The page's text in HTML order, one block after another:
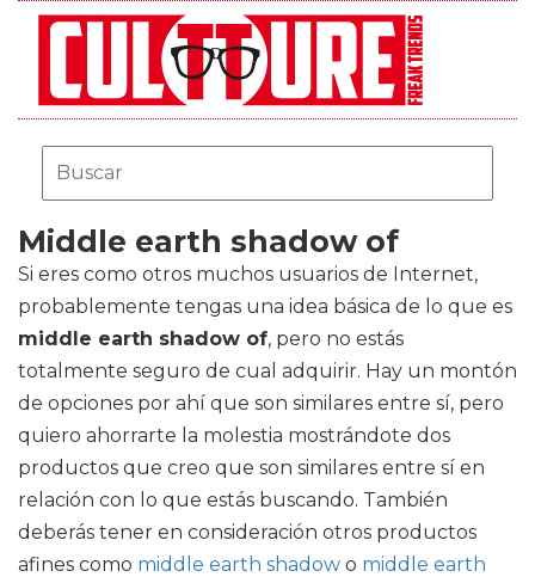
Middle earth shadow of
Si eres como otros muchos usuarios de Internet,
probablemente tengas una idea básica de lo que es
middle earth shadow of, pero no estás
totalmente seguro de cual adquirir. Hay un montón
de opciones por ahí que son similares entre sí, pero
quiero ahorrarte la molestia mostrándote dos
productos que creo que son similares entre sí en
relación con lo que estás buscando. También
deberás tener en consideración otros productos
afines como middle earth shadow o middle earth